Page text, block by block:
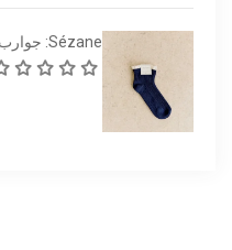
Sézane: جوارب مستدامة للأولاد من باريس